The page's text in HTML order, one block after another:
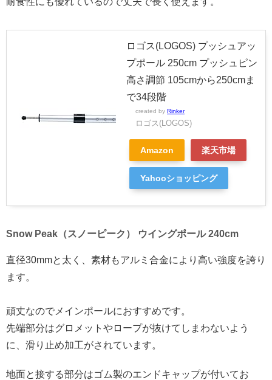
ロゴス(LOGOS) プッシュアッ
プポール 250cm プッシュピン
高さ調節 105cmから250cmま
で34段階
created by Rinker
ロゴス(LOGOS)
Amazon 楽天市場
Yahooショッピング
Snow Peak（スノーピーク） ウイングポール 240cm
直径30mmと太く、素材もアルミ合金により高い強度を誇り
ます。
頑丈なのでメインポールにおすすめです。
先端部分はグロメットやロープが抜けてしまわないよう
に、滑り止め加工がされています。
地面と接する部分はゴム製のエンドキャップが付いてお